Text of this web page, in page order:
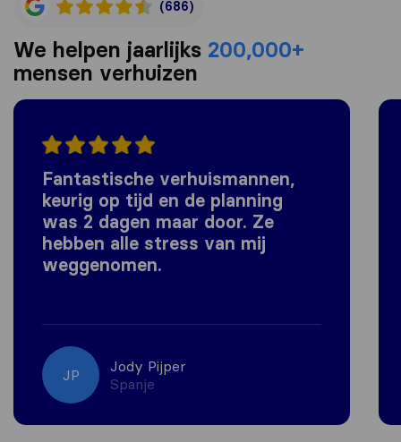
(686)
We helpen jaarlijks 200,000+
mensen verhuizen
Fantastische verhuismannen,
keurig op tijd en de planning
was 2 dagen maar door. Ze
hebben alle stress van mij
weggenomen.
JP
Jody Pijper
Spanje